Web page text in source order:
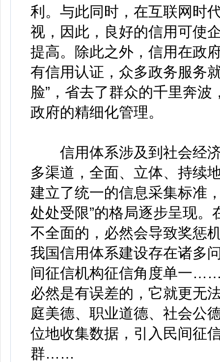
利。与此同时，在互联网时
视，因此，良好的信用可使
提高。除此之外，信用在政
有信用认证，众多政务服务
脸”，省去了群众的千里奔
政府的精细化管理。
信用体系涉及到社会经济
多渠道，全面、立体、持续
建立了统一的信息采集标准
处处受限”的格局逐步呈现
不全面的，必然会导致奖惩
我国信用体系建设存在诸多
间征信机构征信角度单一
必然是有误差的，它就更无
庭美德、职业道德、社会公
位地收集数据，引入民间征
群……